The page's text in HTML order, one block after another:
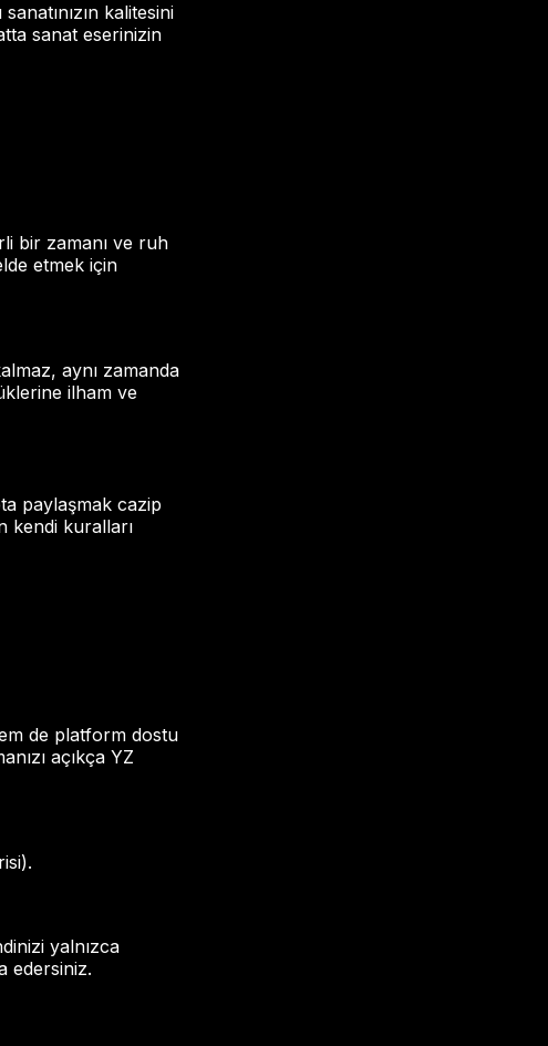
kalitesini
sanat eserinizin
bir zamanı ve ruh
etmek için
aynı zamanda
ilham ve
paylaşmak cazip
kendi kuralları
de platform dostu
açıkça YZ
yalnızca
edersiniz.